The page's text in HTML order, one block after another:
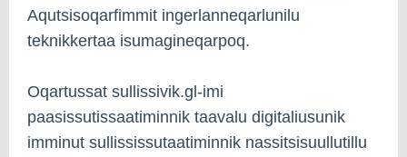
Aqutsisoqarfimmit ingerlanneqarlunilu
teknikkertaa isumagineqarpoq.
Oqartussat sullissivik.gl-imi
paasissutissaatiminnik taavalu digitaliusunik
imminut sullississutaatiminnik nassitsisuullutillu